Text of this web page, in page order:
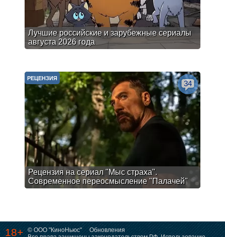
Лучшие российские и зарубежные сериалы
августа 2026 года
Рецензия на сериал "Мыс страха".
Современное переосмысление "Палачей"
РЕЦЕНЗИЯ
34
18+ © ООО "КиноНьюс"
Обновления